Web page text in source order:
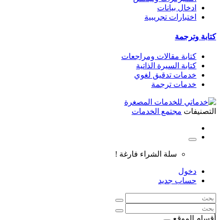
ادخال بيانات
اختبارات تجريبية
كتابة وترجمة
كتابة مقالات ومراجعات
كتابة السيرة الذاتية
خدمات تدقيق لغوي
خدمات ترجمة
التصنيفات مجتمع الخدمات
سلة الشراء فارغة !
دخول
حساب جديد
أقسام الموقع